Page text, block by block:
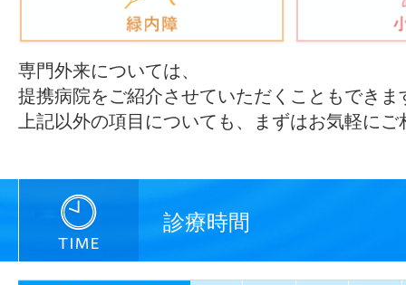
専門外来については、
提携病院をご紹介させていただくこともできま
上記以外の項目についても、まずはお気軽に
診療時間